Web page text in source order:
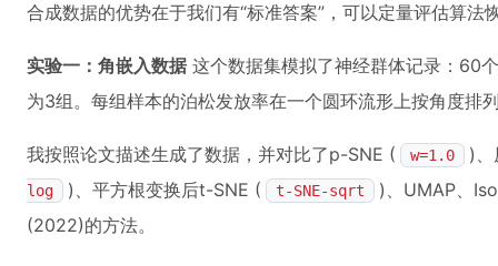
合成数据的优势在于我们有“标准答案”，可以定量评估算法
实验一：角嵌入数据 这个数据集模拟了神经群体记录：60
为3组。每组样本的泊松发放率在一个圆环流形上按角度排
我按照论文描述生成了数据，并对比了p-SNE ( w=1.0 )
log )、平方根变换后t-SNE ( t-SNE-sqrt
)、UMAP、
(2022)的方法。